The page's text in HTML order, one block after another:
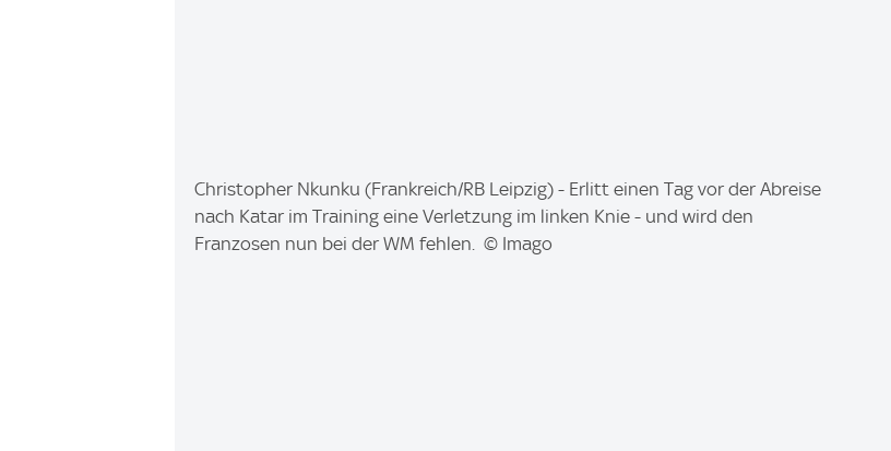
I
m
a
Christopher Nkunku (Frankreich/RB Leipzig) - Erlitt einen Tag vor der Abreise
nach Katar im Training eine Verletzung im linken Knie - und wird den
Franzosen nun bei der WM fehlen. © Imago